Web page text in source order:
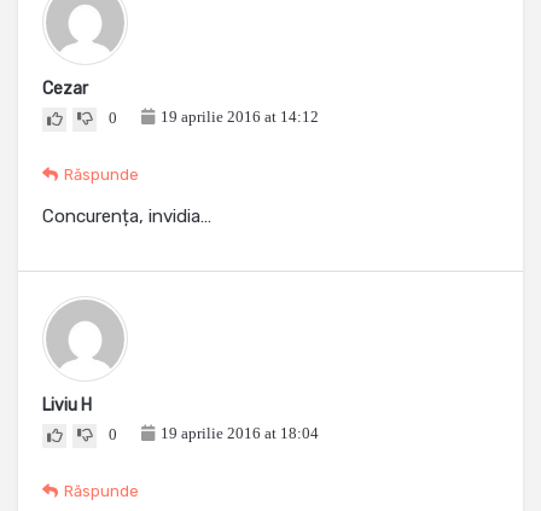
Cezar
0 19 aprilie 2016 at 14:12
Răspunde
Concurența, invidia…
Liviu H
0 19 aprilie 2016 at 18:04
Răspunde